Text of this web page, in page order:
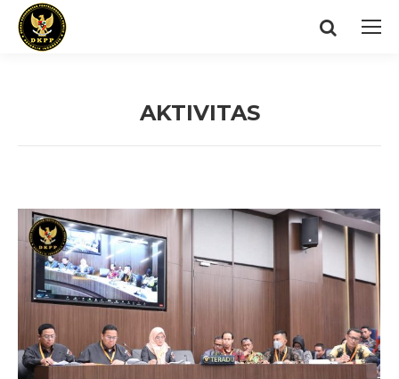
Search:
AKTIVITAS